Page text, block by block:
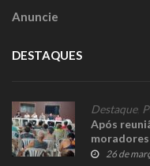
Anuncie
DESTAQUES
Destaque,
Após
Ministério
26 de